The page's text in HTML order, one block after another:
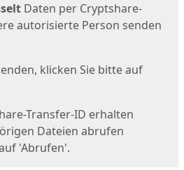
Daten per Cryptshare-
autorisierte Person senden
klicken Sie bitte auf
Transfer-ID erhalten
Dateien abrufen
'Abrufen'.